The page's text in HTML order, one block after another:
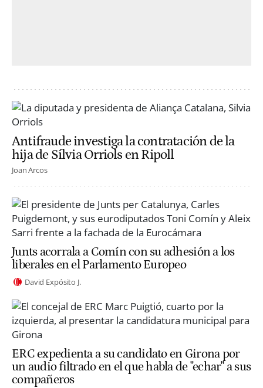
Antifraude investiga la contratación de la
hija de Sílvia Orriols en Ripoll
Joan Arcos
Junts acorrala a Comín con su adhesión a los
liberales en el Parlamento Europeo
David Expósito J.
ERC expedienta a su candidato en Girona por
un audio filtrado en el que habla de "echar" a sus
compañeros